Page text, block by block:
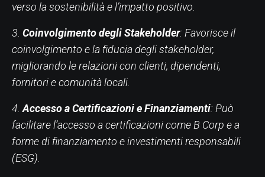
verso la sostenibilità e l’impatto positivo.
3. Coinvolgimento degli Stakeholder: Favorisce il
coinvolgimento e la fiducia degli stakeholder,
migliorando le relazioni con clienti, dipendenti,
fornitori e comunità locali.
4.Accesso a Certificazioni e Finanziamenti: Può
facilitare l’accesso a certificazioni come B Corp e a
forme di finanziamento e investimenti responsabili
(ESG).